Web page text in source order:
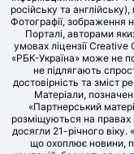
російську та
Фотографії, зображення
Порталі, авторами
умовах ліцензії
«РБК-Україна» може не
не підлягають
достовірність та зміст
Матеріали,
«Партнерський
розміщуються на правах
досягли 21-річного
що охоплює новини,